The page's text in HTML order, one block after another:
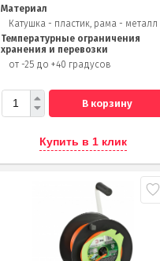
Материал
Катушка - пластик, рама - металл
Температурные ограничения
хранения и перевозки
от -25 до +40 градусов
В корзину
Купить в 1 клик